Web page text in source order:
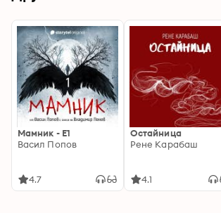
Мамник - E1
Васил Попов
4.7
Остайница
Рене Карабаш
4.1